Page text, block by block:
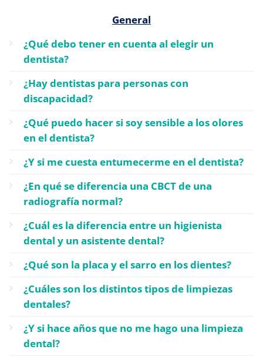
General
¿Qué debo tener en cuenta al elegir un
dentista?
¿Hay dentistas para personas con
discapacidad?
¿Qué puedo hacer si soy sensible a los olores
en el dentista?
¿Y si me cuesta entumecerme en el dentista?
¿En qué se diferencia una CBCT de una
radiografía normal?
¿Cuál es la diferencia entre un higienista
dental y un asistente dental?
¿Qué son la placa y el sarro en los dientes?
¿Cuáles son los distintos tipos de limpiezas
dentales?
¿Y si hace años que no me hago una limpieza
dental?